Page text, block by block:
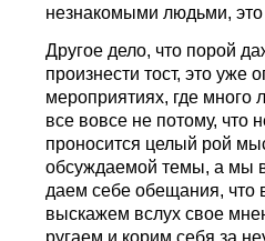
незнакомыми людьми,
Другое дело, что порой
произнести тост, это уже
мероприятиях, где много
все вовсе не потому, что
проносится целый рой
обсуждаемой темы, а мы
даем себе обещания, что
выскажем вслух свое
ругаем и корим себя за